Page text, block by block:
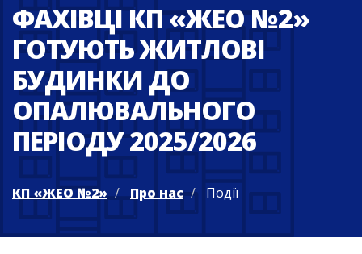
ФАХІВЦІ КП «ЖЕО №2»
ГОТУЮТЬ ЖИТЛОВІ
БУДИНКИ ДО
ОПАЛЮВАЛЬНОГО
ПЕРІОДУ 2025/2026
КП «ЖЕО №2» Про нас Події